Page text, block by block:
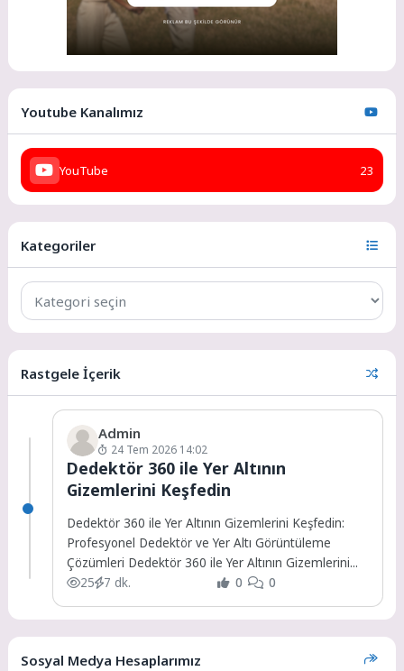
Youtube Kanalımız
YouTube 23
Kategoriler
Rastgele İçerik
Admin
24 Tem 2026 14:02
Dedektör 360 ile Yer Altının
Gizemlerini Keşfedin
Dedektör 360 ile Yer Altının Gizemlerini Keşfedin:
Profesyonel Dedektör ve Yer Altı Görüntüleme
Çözümleri Dedektör 360 ile Yer Altının Gizemlerini...
25
7 dk. 0 0
Sosyal Medya Hesaplarımız